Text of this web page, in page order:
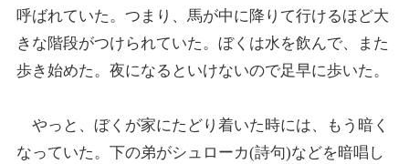
呼ばれていた。つまり、馬が中に降りて行けるほど大
きな階段がつけられていた。ぼくは水を飲んで、また
歩き始めた。夜になるといけないので足早に歩いた。
やっと、ぼくが家にたどり着いた時には、もう暗く
なっていた。下の弟がシュローカ(詩句)などを暗唱し